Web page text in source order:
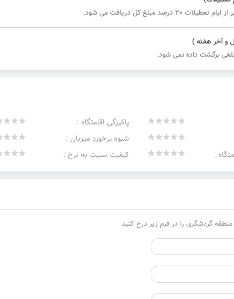
درصد مبلغ کل دریافت می شود.
و آخر هفته )
برگشت داده نمی شود.
پاکیزگی اقامتگاه :
شیوه برخورد میزبان :
:
کیفیت نسبت به نرخ :
گردشگری را در فرم زیر درج کنید